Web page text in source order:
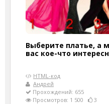
Выберите платье, а
вас кое-что
HTML-код
Андрей
Прохождений: 655
Просмотров: 1 500
3